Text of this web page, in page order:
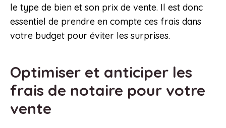
le type de bien et son prix de vente. Il est donc
essentiel de prendre en compte ces frais dans
votre budget pour éviter les surprises.
Optimiser et anticiper les
frais de notaire pour votre
vente